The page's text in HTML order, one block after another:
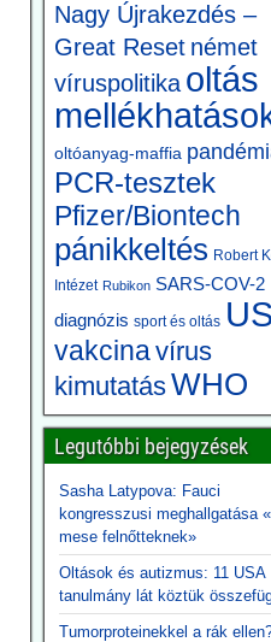
Nagy Újrakezdés –
Great Reset német
víruspolitika oltás
oltóanyag-maffia
PCR-tesztek
Pfizer/Biontech
pánikkeltés Robert
Intézet Rubikon SARS-COV-2
diagnózis sport és oltás
vakcinavírus
kimutatásWHO
Legutóbbi bejegyzések
Sasha Latypova: Fauci
kongresszusi meghallgatása
mese felnőtteknek»
Oltások és autizmus: 11 USA
tanulmány lát köztük
Tumorproteinekkel a rák